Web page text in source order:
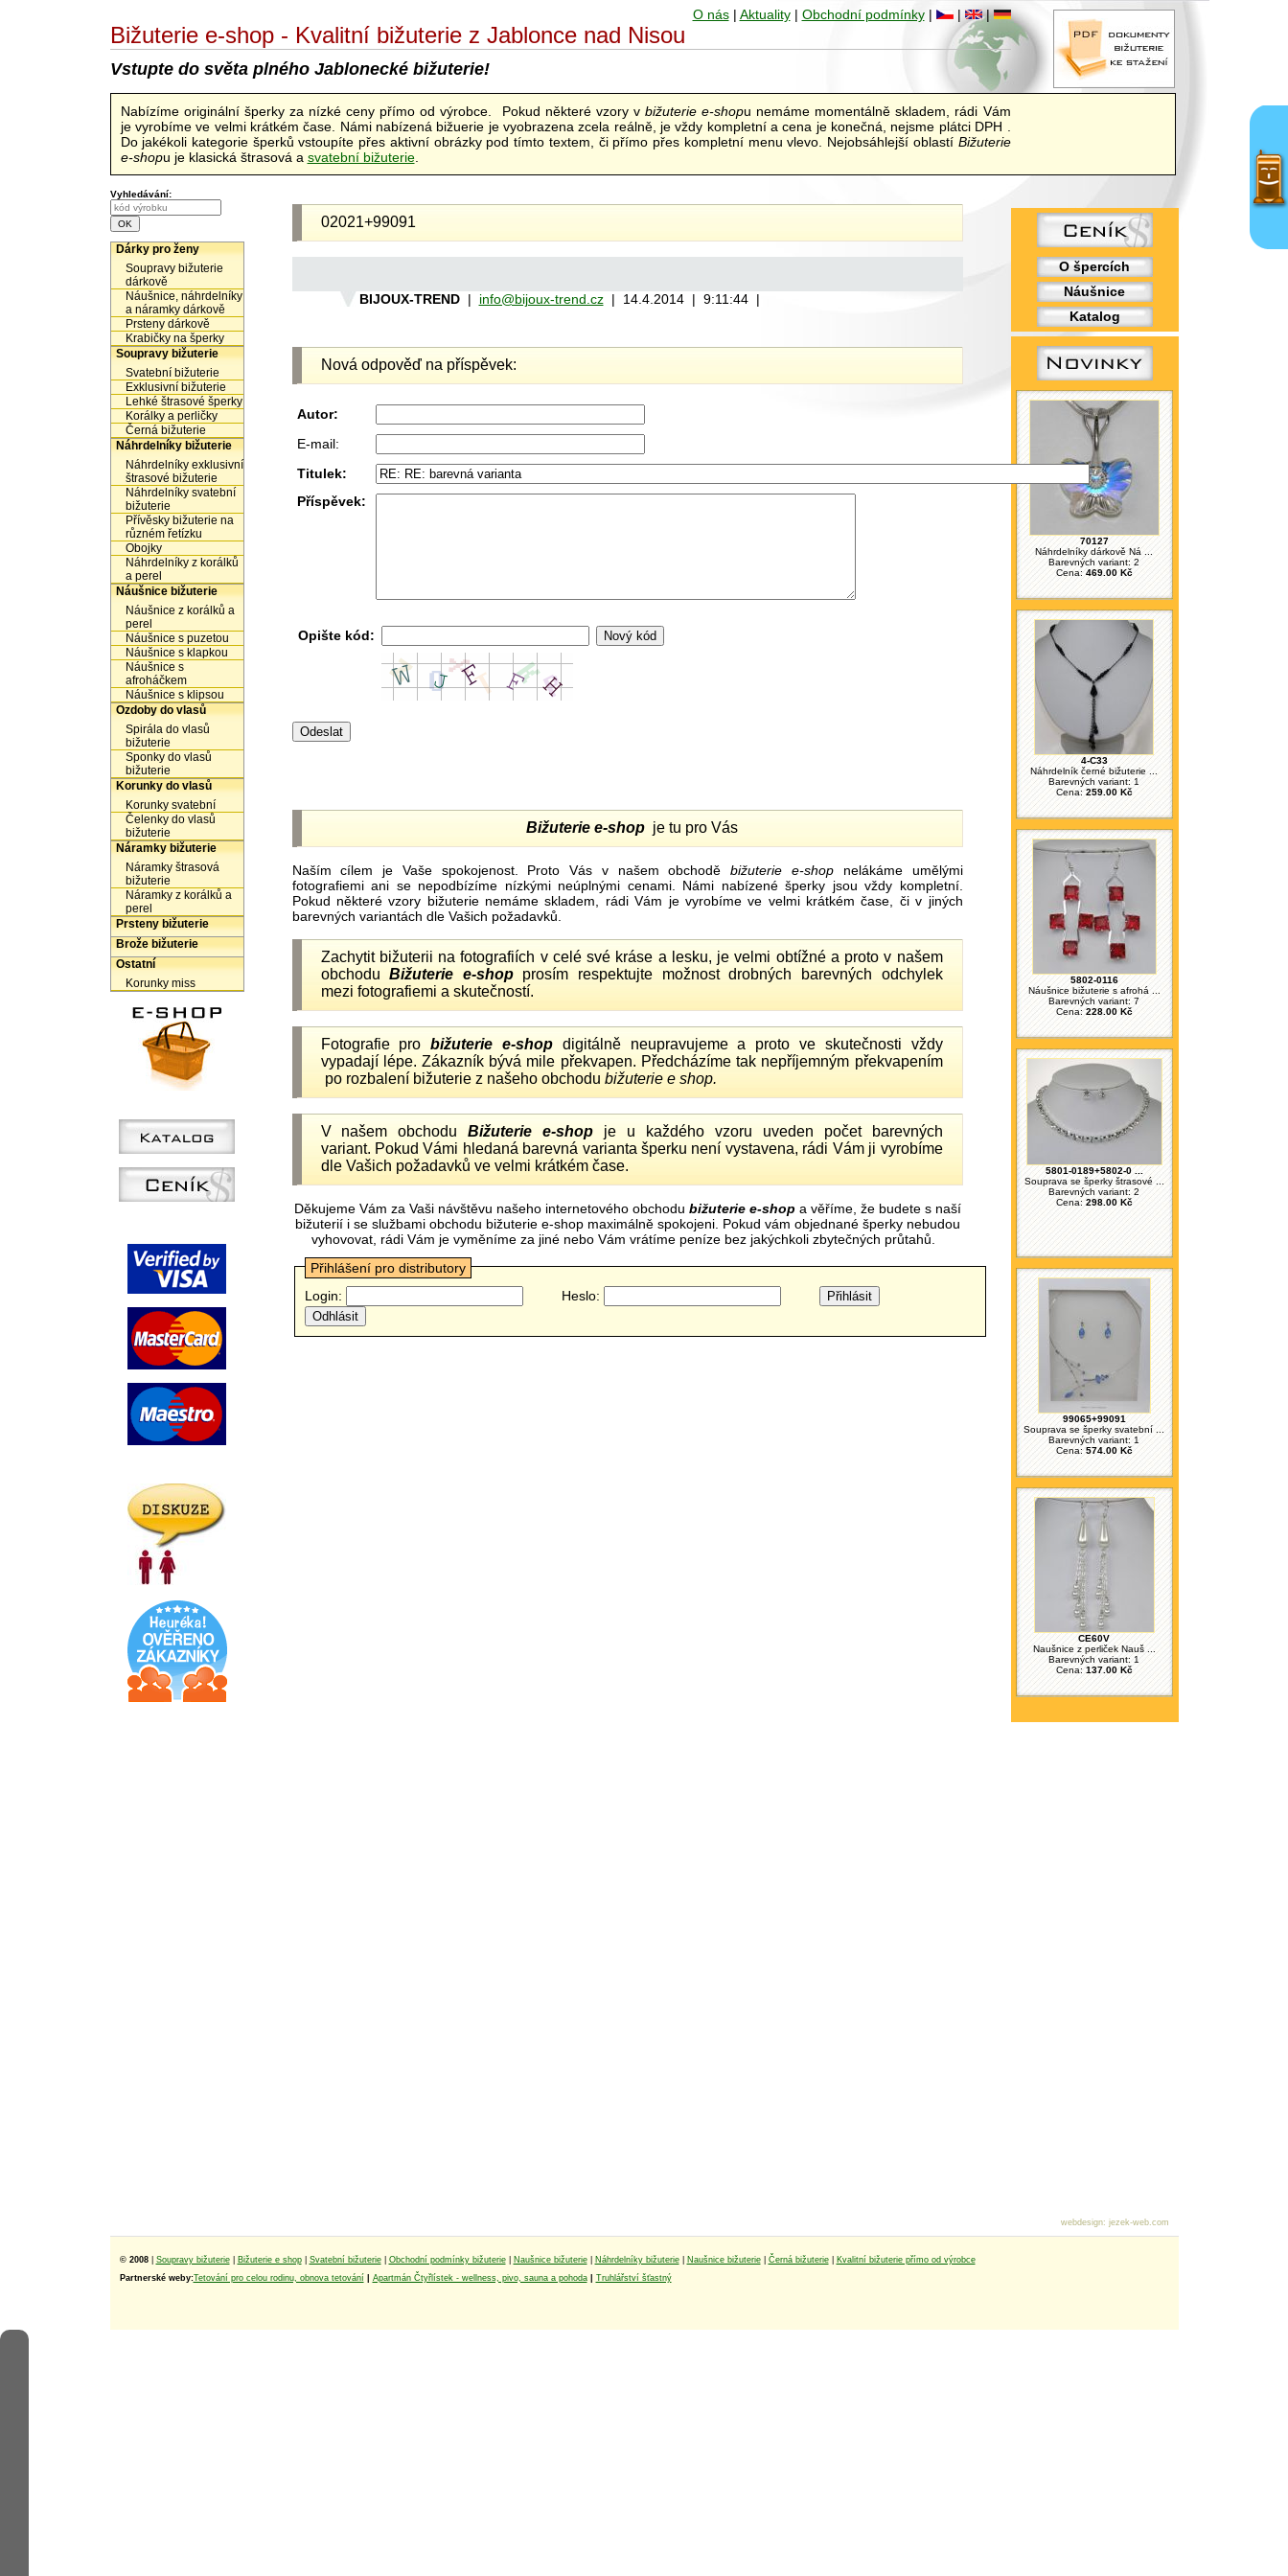
O špercích
Náušnice
Katalog
70127
Náhrdelníky dárkově Ná ...
Barevných variant: 2
Cena: 469.00 Kč
4-C33
Náhrdelník černé bižuterie ...
Barevných variant: 1
Cena: 259.00 Kč
5802-0116
Náušnice bižuterie s afrohá ...
Barevných variant: 7
Cena: 228.00 Kč
5801-0189+5802-0 ...
Souprava se šperky štrasové ...
Barevných variant: 2
Cena: 298.00 Kč
99065+99091
Souprava se šperky svatební ...
Barevných variant: 1
Cena: 574.00 Kč
CE60V
Naušnice z perliček Nauš ...
Barevných variant: 1
Cena: 137.00 Kč
O nás| Aktuality| Obchodní podmínky| | |
Bižuterie e-shop - Kvalitní bižuterie z Jablonce nad Nisou
Vstupte do světa plného Jablonecké bižuterie!
Nabízíme originální šperky za nízké ceny přímo od výrobce. Pokud některé vzory v bižuterie e-shopu nemáme momentálně skladem, rádi Vám
je vyrobíme ve velmi krátkém čase. Námi nabízená bižuerie je vyobrazena zcela reálně, je vždy kompletní a cena je konečná, nejsme plátci DPH .
Do jakékoli kategorie šperků vstoupíte přes aktivní obrázky pod tímto textem, či přímo přes kompletní menu vlevo. Nejobsáhlejší oblastí Bižuterie
e-shopu je klasická štrasová a svatební bižuterie.
Vyhledávání:
Dárky pro ženy
Soupravy bižuterie
dárkově
Náušnice, náhrdelníky
a náramky dárkově
Prsteny dárkově
Krabičky na šperky
Soupravy bižuterie
Svatební bižuterie
Exklusivní bižuterie
Lehké štrasové šperky
Korálky a perličky
Černá bižuterie
Náhrdelníky bižuterie
Náhrdelníky exklusivní
štrasové bižuterie
Náhrdelníky svatební
bižuterie
Přívěsky bižuterie na
různém řetízku
Obojky
Náhrdelníky z korálků
a perel
Náušnice bižuterie
Náušnice z korálků a
perel
Náušnice s puzetou
Náušnice s klapkou
Náušnice s
afroháčkem
Náušnice s klipsou
Ozdoby do vlasů
Spirála do vlasů
bižuterie
Sponky do vlasů
bižuterie
Korunky do vlasů
Korunky svatební
Čelenky do vlasů
bižuterie
Náramky bižuterie
Náramky štrasová
bižuterie
Náramky z korálků a
perel
Prsteny bižuterie
Brože bižuterie
Ostatní
Korunky miss
02021+99091
BIJOUX-TREND| info@bijoux-trend.cz| 14.4.2014 | 9:11:44 |
Nová odpověď na příspěvek:
Autor:
E-mail:
Titulek:
Příspěvek:
Opište kód:
Bižuterie e-shopje tu pro Vás
Naším cílem je Vaše spokojenost. Proto Vás v našem obchoděbižuterie e-shopnelákáme umělými
fotografiemi ani se nepodbízíme nízkými neúplnými cenami. Námi nabízené šperky jsou vždy kompletní.
Pokud některé vzory bižuterie nemáme skladem, rádi Vám je vyrobíme ve velmi krátkém čase, či v jiných
barevných variantách dle Vašich požadavků.
Zachytit bižuterii na fotografiích v celé své kráse a lesku, je velmi obtížné a proto v našem
obchoduBižuterie e-shopprosím respektujte možnost drobných barevných odchylek
mezi fotografiemi a skutečností.
Fotografie probižuterie e-shopdigitálně neupravujeme a proto ve skutečnosti vždy
vypadají lépe. Zákazník bývá mile překvapen. Předcházíme tak nepříjemným překvapením
po rozbalení bižuterie z našeho obchodu bižuterie e shop.
V našem obchoduBižuterie e-shop je u každého vzoru uveden počet barevných
variant. Pokud Vámi hledaná barevná varianta šperku není vystavena, rádi Vám ji vyrobíme
dle Vašich požadavků ve velmi krátkém čase.
Děkujeme Vám za Vaši návštěvu našeho internetového obchodu bižuterie e-shop a věříme, že budete s naší
bižuterií i se službami obchodu bižuterie e-shop maximálně spokojeni. Pokud vám objednané šperky nebudou
vyhovovat, rádi Vám je vyměníme za jiné nebo Vám vrátíme peníze bez jakýchkoli zbytečných průtahů.
Přihlášení pro distributory
Login:
Heslo:
© 2008 Soupravy bižuterie| Bižuterie e shop| Svatební bižuterie| Obchodní podmínky bižuterie| Naušnice bižuterie| Náhrdelníky bižuterie| Naušnice bižuterie| Černá bižuterie|
Kvalitní bižuterie přímo od výrobce
Partnerské weby:Tetování pro celou rodinu, obnova tetování Apartmán Čtyřlístek - wellness, pivo, sauna a pohoda| Truhlářství šťastný
webdesign: jezek-web.com